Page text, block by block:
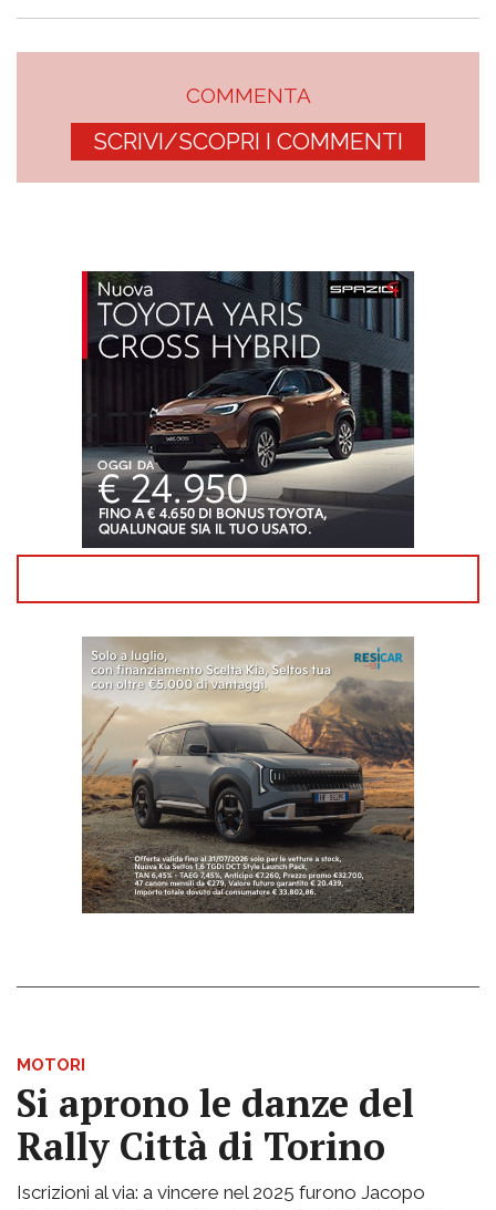
COMMENTA
SCRIVI/SCOPRI I COMMENTI
MOTORI
Si aprono le danze del
Rally Città di Torino
Iscrizioni al via: a vincere nel 2025 furono Jacopo